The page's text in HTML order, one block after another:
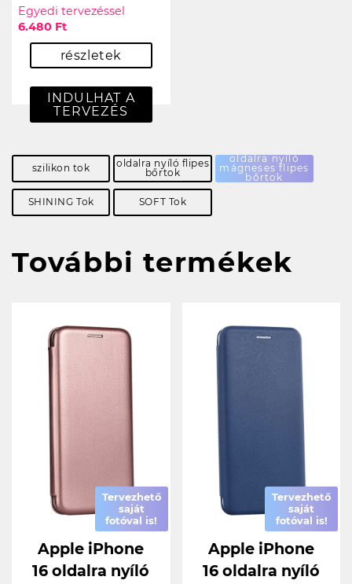
Egyedi tervezéssel
6.480 Ft
részletek
INDULHAT A
TERVEZÉS
szilikon tok
oldalra nyíló flipes
bőrtok
oldalra nyíló
mágneses flipes
bőrtok
SHINING Tok SOFT Tok
További termékek
Tervezhető
saját
fotóval is!
Apple iPhone
16 oldalra nyíló
Tervezhető
saját
fotóval is!
Apple iPhone
16 oldalra nyíló